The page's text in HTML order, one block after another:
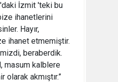
İzmit 'teki bu
ihanetlerini
Hayır,
ihanet etmemiştir.
beraberdik.
masum kalblere
olarak akmıştır.”